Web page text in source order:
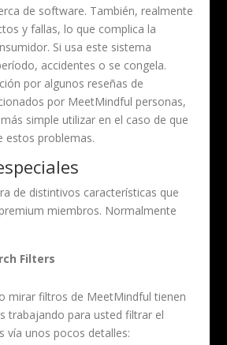
de software. También, realmente
y fallas, lo que complica la
Si usa este sistema
accidentes o se congela.
por algunos reseñas de
por MeetMindful personas,
simple utilizar en el caso de que
estos problemas.
de distintivos características que
miembros. Normalmente
Filters
mirar filtros de MeetMindful tienen
trabajando para usted filtrar el
vía unos pocos detalles: